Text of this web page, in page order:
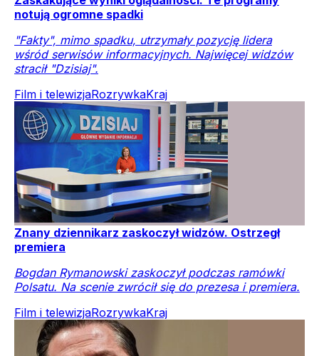
notują ogromne spadki
"Fakty", mimo spadku, utrzymały pozycję lidera
wśród serwisów informacyjnych. Najwięcej widzów
stracił "Dzisiaj".
Film i telewizjaRozrywkaKraj
Znany dziennikarz zaskoczył widzów. Ostrzegł
premiera
Bogdan Rymanowski zaskoczył podczas ramówki
Polsatu. Na scenie zwrócił się do prezesa i premiera.
Film i telewizjaRozrywkaKraj